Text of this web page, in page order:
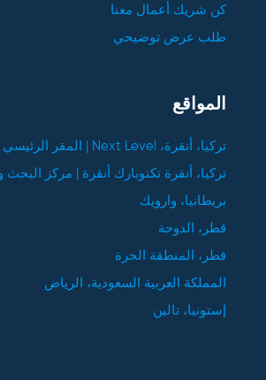
كن شريك أعمال معنا
طلب عرض توضيحي
المواقع
تركيا، أنقرة، Next Level | المقر الرئيسي
تركيا، أنقرة تكنوبارك أنقرة | مركز البحث
بريطانيا، وارويك
قطر، الدوحة
قطر، المنطقة الحرة
المملكة العربية السعودية، الرياض
إستونيا، تالين